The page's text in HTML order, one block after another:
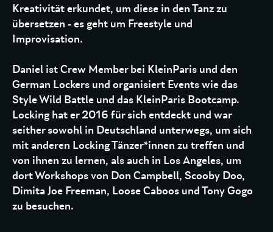
Kreativität erkundet, um diese in den Tanz zu
übersetzen - es geht um Freestyle und
Improvisation.
Daniel ist Crew Member bei KleinParis und den
German Lockers und organisiert Events wie das
Style Wild Battle und das KleinParis Bootcamp.
Locking hat er 2016 für sich entdeckt und war
seither sowohl in Deutschland unterwegs, um sich
mit anderen Locking Tänzer*innen zu treffen und
von ihnen zu lernen, als auch in Los Angeles, um
dort Workshops von Don Campbell, Scooby Doo,
Dimita Joe Freeman, Loose Caboos und Tony Gogo
zu besuchen.